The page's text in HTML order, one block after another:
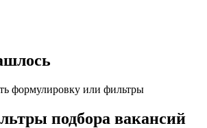
формулировку или фильтры
подбора вакансий